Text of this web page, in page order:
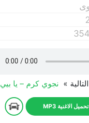
» نجوي كرم – يا بيي
تحميل الاغنية MP3